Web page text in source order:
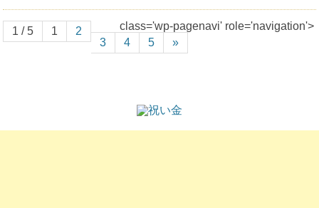
class='wp-pagenavi' role='navigation'>
1 / 5 1
2
3
4 5 »